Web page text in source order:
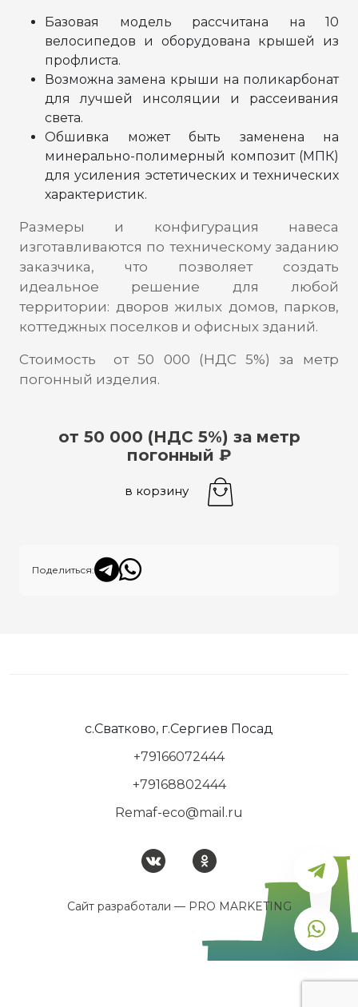
Базовая модель рассчитана на 10
велосипедов и оборудована крышей из
профлиста.
Возможна замена крыши на поликарбонат
для лучшей инсоляции и рассеивания
света.
Обшивка может быть заменена на
минерально-полимерный композит (МПК)
для усиления эстетических и технических
характеристик.
Размеры и конфигурация навеса
изготавливаются по техническому заданию
заказчика, что позволяет создать
идеальное решение для любой
территории: дворов жилых домов, парков,
коттеджных поселков и офисных зданий.
Стоимость от 50 000 (НДС 5%) за метр
погонный изделия.
от 50 000 (НДС 5%) за метр
погонный ₽
в корзину
Поделиться:
с.Сватково, г.Сергиев Посад
+79166072444
+79168802444
Remaf-eco@mail.ru
Сайт разработали — PRO MARKETING